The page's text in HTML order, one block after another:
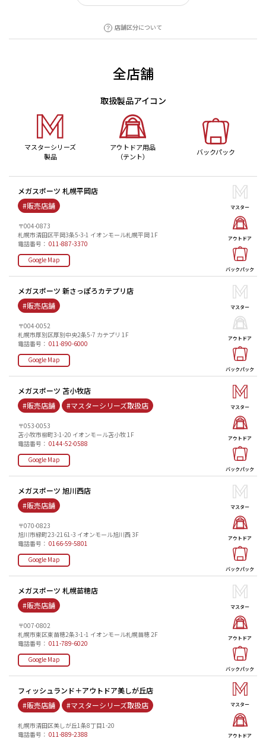
店舗区分について
全店舗
取扱製品アイコン
マスターシリーズ
製品
アウトドア用品
（テント）
バックパック
メガスポーツ 札幌平岡店
#販売店舗
〒004-0873
札幌市清田区平岡3条5-3-1 イオンモール札幌平岡 1F
電話番号： 011-887-3370
Google Map
マスター
アウトドア
バックパック
メガスポーツ 新さっぽろカテプリ店
#販売店舗
〒004-0052
札幌市厚別区厚別中央2条5-7 カテプリ 1F
電話番号： 011-890-6000
Google Map
マスター
アウトドア
バックパック
メガスポーツ 苫小牧店
#販売店舗
#マスターシリーズ取扱店
〒053-0053
苫小牧市柳町3-1-20 イオンモール苫小牧 1F
電話番号： 0144-52-0588
Google Map
マスター
アウトドア
バックパック
メガスポーツ 旭川西店
#販売店舗
〒070-0823
旭川市緑町23-2161-3 イオンモール旭川西 3F
電話番号： 0166-59-5801
Google Map
マスター
アウトドア
バックパック
メガスポーツ 札幌苗穂店
#販売店舗
〒007-0802
札幌市東区東苗穂2条3-1-1 イオンモール札幌苗穂 2F
電話番号： 011-789-6020
Google Map
マスター
アウトドア
バックパック
フィッシュランド＋アウトドア美しが丘店
#販売店舗
#マスターシリーズ取扱店
札幌市清田区美しが丘1条8丁目1-20
電話番号： 011-889-2388
マスター
アウトドア